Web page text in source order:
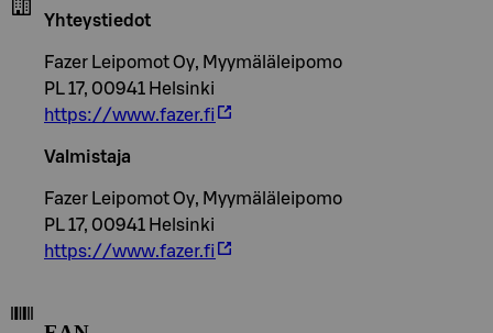
Yhteystiedot
Fazer Leipomot Oy, Myymäläleipomo
PL 17, 00941 Helsinki
https://www.fazer.fi
Valmistaja
Fazer Leipomot Oy, Myymäläleipomo
PL 17, 00941 Helsinki
https://www.fazer.fi